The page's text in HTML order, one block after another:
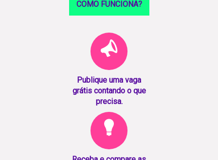
COMO FUNCIONA?
Publique uma vaga
grátis contando o que
precisa.